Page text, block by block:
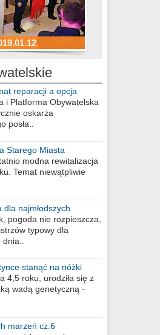
reparacji a opcja
i Platforma Obywatelska
oskarża
posła..
Starego Miasta
modna rewitalizacja
Temat niewątpliwie
dla najmłodszych
pogoda nie rozpieszcza,
typowy dla
dnia..
stanąć na nóżki
4,5 roku, urodziła się z
wadą genetyczną -
marzeń cz.6